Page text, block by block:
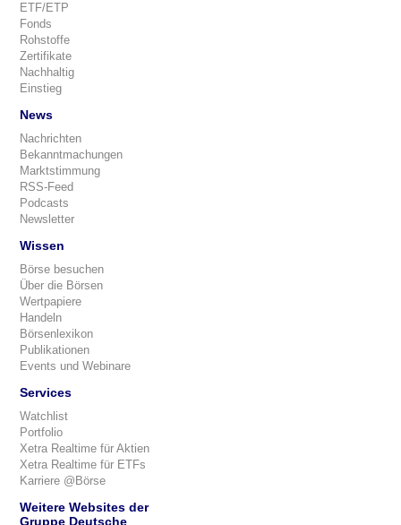
ETF/ETP
Fonds
Rohstoffe
Zertifikate
Nachhaltig
Einstieg
News
Nachrichten
Bekanntmachungen
Marktstimmung
RSS-Feed
Podcasts
Newsletter
Wissen
Börse besuchen
Über die Börsen
Wertpapiere
Handeln
Börsenlexikon
Publikationen
Events und Webinare
Services
Watchlist
Portfolio
Xetra Realtime für Aktien
Xetra Realtime für ETFs
Karriere @Börse
Weitere Websites der
Gruppe Deutsche